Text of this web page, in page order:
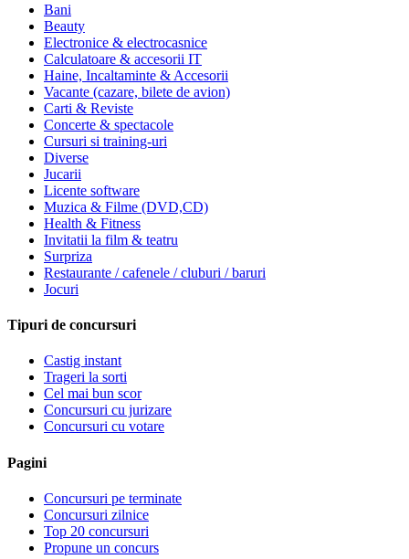
Bani
Beauty
Electronice & electrocasnice
Calculatoare & accesorii IT
Haine, Incaltaminte & Accesorii
Vacante (cazare, bilete de avion)
Carti & Reviste
Concerte & spectacole
Cursuri si training-uri
Diverse
Jucarii
Licente software
Muzica & Filme (DVD,CD)
Health & Fitness
Invitatii la film & teatru
Surpriza
Restaurante / cafenele / cluburi / baruri
Jocuri
Tipuri de concursuri
Castig instant
Trageri la sorti
Cel mai bun scor
Concursuri cu jurizare
Concursuri cu votare
Pagini
Concursuri pe terminate
Concursuri zilnice
Top 20 concursuri
Propune un concurs